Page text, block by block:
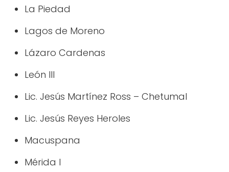
La Piedad
Lagos de Moreno
Lázaro Cardenas
León III
Lic. Jesús Martínez Ross – Chetumal
Lic. Jesús Reyes Heroles
Macuspana
Mérida I